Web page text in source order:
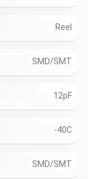
Reel
SMD/SMT
12pF
-40C
SMD/SMT